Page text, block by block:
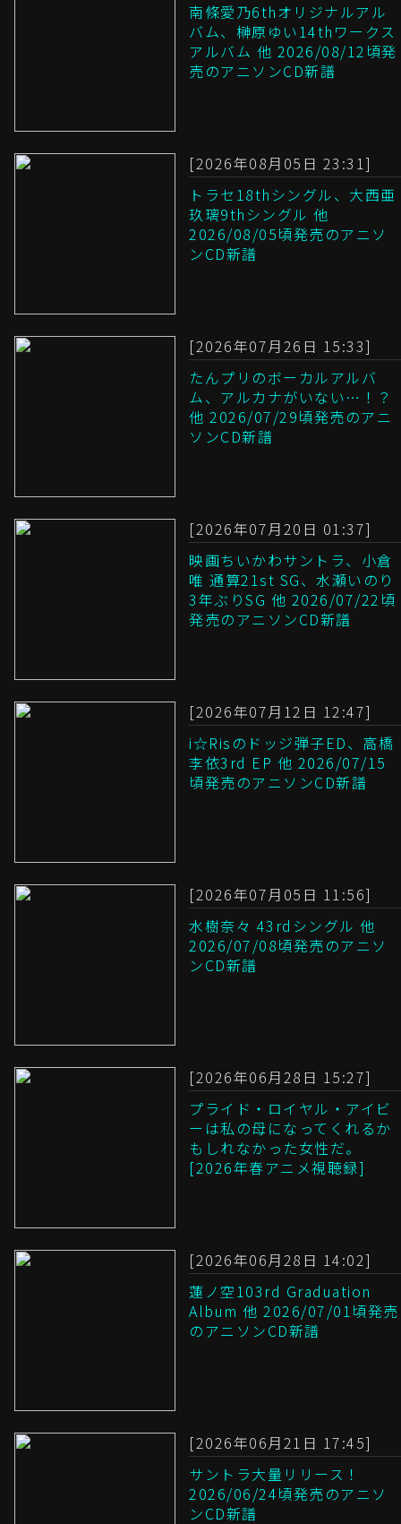
南條愛乃6thオリジナルアル
バム、榊原ゆい14thワークス
アルバム 他 2026/08/12頃発
売のアニソンCD新譜
[2026年08月05日 23:31]
トラセ18thシングル、大西亜
玖璃9thシングル 他
2026/08/05頃発売のアニソ
ンCD新譜
[2026年07月26日 15:33]
たんプリのボーカルアルバ
ム、アルカナがいない…！？
他 2026/07/29頃発売のアニ
ソンCD新譜
[2026年07月20日 01:37]
映画ちいかわサントラ、小倉
唯 通算21st SG、水瀬いのり
3年ぶりSG 他 2026/07/22頃
発売のアニソンCD新譜
[2026年07月12日 12:47]
i☆Risのドッジ弾子ED、高橋
李依3rd EP 他 2026/07/15
頃発売のアニソンCD新譜
[2026年07月05日 11:56]
水樹奈々 43rdシングル 他
2026/07/08頃発売のアニソ
ンCD新譜
[2026年06月28日 15:27]
プライド・ロイヤル・アイビ
ーは私の母になってくれるか
もしれなかった女性だ。
[2026年春アニメ視聴録]
[2026年06月28日 14:02]
蓮ノ空103rd Graduation
Album 他 2026/07/01頃発売
のアニソンCD新譜
[2026年06月21日 17:45]
サントラ大量リリース！
2026/06/24頃発売のアニソ
ンCD新譜